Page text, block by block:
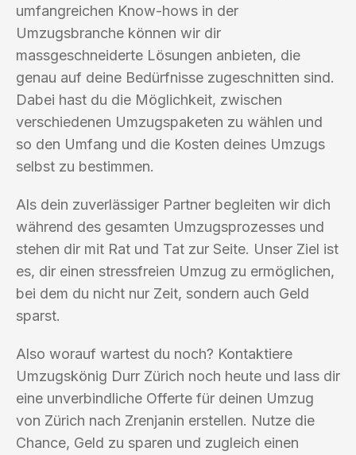
umfangreichen Know-hows in der
Umzugsbranche können wir dir
massgeschneiderte Lösungen anbieten, die
genau auf deine Bedürfnisse zugeschnitten sind.
Dabei hast du die Möglichkeit, zwischen
verschiedenen Umzugspaketen zu wählen und
so den Umfang und die Kosten deines Umzugs
selbst zu bestimmen.
Als dein zuverlässiger Partner begleiten wir dich
während des gesamten Umzugsprozesses und
stehen dir mit Rat und Tat zur Seite. Unser Ziel ist
es, dir einen stressfreien Umzug zu ermöglichen,
bei dem du nicht nur Zeit, sondern auch Geld
sparst.
Also worauf wartest du noch? Kontaktiere
Umzugskönig Durr Zürich noch heute und lass dir
eine unverbindliche Offerte für deinen Umzug
von Zürich nach Zrenjanin erstellen. Nutze die
Chance, Geld zu sparen und zugleich einen